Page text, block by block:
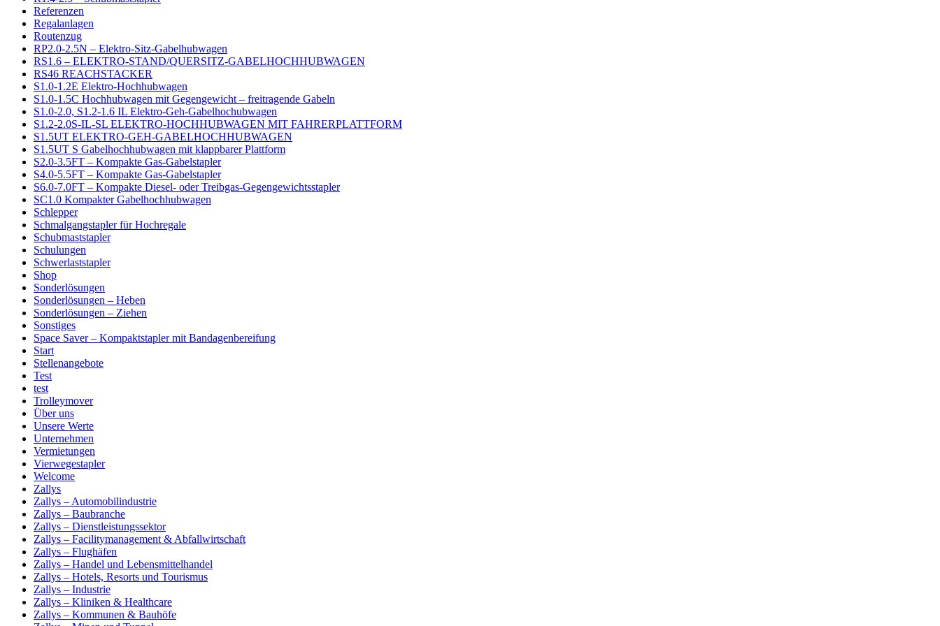
Referenzen
Regalanlagen
Routenzug
RP2.0-2.5N – Elektro-Sitz-Gabelhubwagen
RS1.6 – ELEKTRO-STAND/QUERSITZ-GABELHOCHHUBWAGEN
RS46 REACHSTACKER
S1.0-1.2E Elektro-Hochhubwagen
S1.0-1.5C Hochhubwagen mit Gegengewicht – freitragende Gabeln
S1.0-2.0, S1.2-1.6 IL Elektro-Geh-Gabelhochubwagen
S1.2-2.0S-IL-SL ELEKTRO-HOCHHUBWAGEN MIT FAHRERPLATTFORM
S1.5UT ELEKTRO-GEH-GABELHOCHHUBWAGEN
S1.5UT S Gabelhochhubwagen mit klappbarer Plattform
S2.0-3.5FT – Kompakte Gas-Gabelstapler
S4.0-5.5FT – Kompakte Gas-Gabelstapler
S6.0-7.0FT – Kompakte Diesel- oder Treibgas-Gegengewichtsstapler
SC1.0 Kompakter Gabelhochhubwagen
Schlepper
Schmalgangstapler für Hochregale
Schubmaststapler
Schulungen
Schwerlaststapler
Shop
Sonderlösungen
Sonderlösungen – Heben
Sonderlösungen – Ziehen
Sonstiges
Space Saver – Kompaktstapler mit Bandagenbereifung
Start
Stellenangebote
Test
test
Trolleymover
Über uns
Unsere Werte
Unternehmen
Vermietungen
Vierwegestapler
Welcome
Zallys
Zallys – Automobilindustrie
Zallys – Baubranche
Zallys – Dienstleistungssektor
Zallys – Facilitymanagement & Abfallwirtschaft
Zallys – Flughäfen
Zallys – Handel und Lebensmittelhandel
Zallys – Hotels, Resorts und Tourismus
Zallys – Industrie
Zallys – Kliniken & Healthcare
Zallys – Kommunen & Bauhöfe